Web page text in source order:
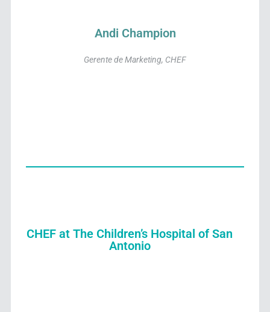
Andi Champion
Gerente de Marketing, CHEF
CHEF at The Children’s Hospital of San
Antonio